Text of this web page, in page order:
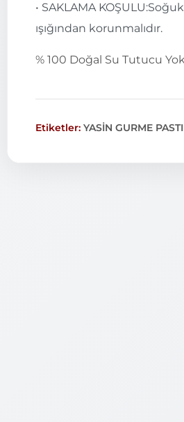
• SAKLAMA
ışığından korunmalıdır.
% 100 Doğal Su Tutucu
Etiketler: YASİN GURME